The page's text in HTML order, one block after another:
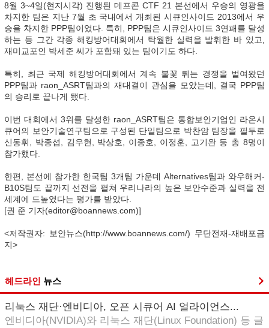
8월 3~4일(현지시각) 진행된 데프콘 CTF 21 본선에서 우승의 영광을
차지한 팀은 지난 7월 초 국내에서 개최된 시큐인사이드 2013에서 우
승을 차지한 PPP팀이었다. 특히, PPP팀은 시큐인사이드 3연패를 달성
하는 등 그간 각종 해킹방어대회에서 탁월한 실력을 발휘한 바 있고,
재미교포인 박세준 씨가 포함돼 있는 팀이기도 하다.
특히, 최근 국제 해킹방어대회에서 계속 불꽃 튀는 경쟁을 벌여왔던
PPP팀과 raon_ASRT팀과의 재대결이 관심을 모았는데, 결국 PPP팀
의 승리로 끝나게 됐다.
이번 대회에서 3위를 달성한 raon_ASRT팀은 통합보안기업인 라온시
큐어의 보안기술연구팀으로 구성된 단일팀으로 박찬암 팀장을 필두로
신동휘, 박종섭, 김우현, 박상호, 이종호, 이정훈, 고기완 등 총 8명이
참가했다.
한편, 본선에 참가한 한국팀 3개팀 가운데 Alternatives팀과 와우해커-
B10S팀도 끝까지 선전을 펼쳐 우리나라의 높은 보안수준과 실력을 전
세계에 드높였다는 평가를 받았다.
[권 준 기자(editor@boannews.com)]
<저작권자: 보안뉴스(http://www.boannews.com/) 무단전재-재배포금
지>
헤드라인 뉴스
리눅스 재단·엔비디아, 오픈 시큐어 AI 얼라이언스...
엔비디아(NVIDIA)와 리눅스 재단(Linux Foundation) 등 글